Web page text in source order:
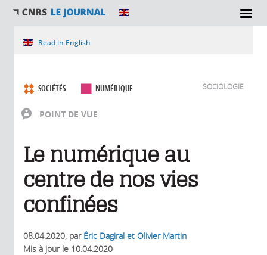
Vous êtes ici
Read in English
POINT DE VUE
SOCIÉTÉS NUMÉRIQUE SOCIOLOGIE
Le numérique au
centre de nos vies
confinées
08.04.2020, par Éric Dagiral et Olivier Martin
Mis à jour le 10.04.2020